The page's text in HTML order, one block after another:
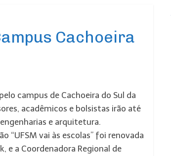
Cachoeira
campus de Cachoeira do Sul da
acadêmicos e bolsistas irão até
e arquitetura.
“UFSM vai às escolas” foi renovada
e a Coordenadora Regional de